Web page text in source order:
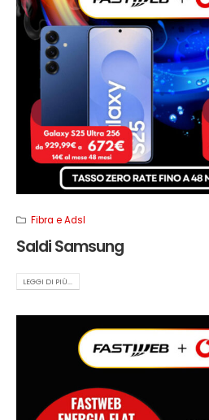
Fibra e Adsl
Saldi Samsung
LEGGI DI PIÙ...